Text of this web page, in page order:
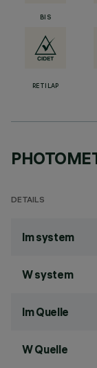
BIS
RETILAP
DETAILS
lm system
W system
lm Quelle
W Quelle